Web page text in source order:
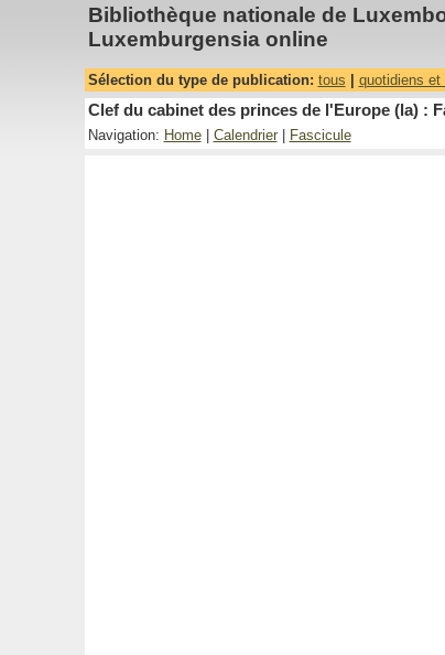
Bibliothèque nationale de
Luxemburgensia online
Sélection du type de publication: tous quotidiens et
Clef du cabinet des princes de l'Europe (la) :
Navigation: Home| Calendrier| Fascicule